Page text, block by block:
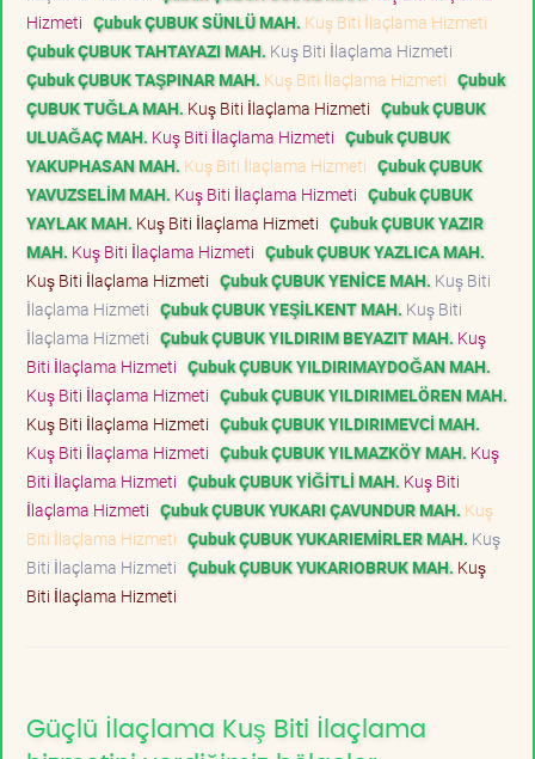
Hizmeti Çubuk ÇUBUK SÜNLÜ MAH. Kuş Biti İlaçlama Hizmeti
Çubuk ÇUBUK TAHTAYAZI MAH. Kuş Biti İlaçlama Hizmeti
Çubuk ÇUBUK TAŞPINAR MAH. Kuş Biti İlaçlama Hizmeti Çubuk
ÇUBUK TUĞLA MAH. Kuş Biti İlaçlama Hizmeti Çubuk ÇUBUK
ULUAĞAÇ MAH. Kuş Biti İlaçlama Hizmeti Çubuk ÇUBUK
YAKUPHASAN MAH. Kuş Biti İlaçlama Hizmeti Çubuk ÇUBUK
YAVUZSELİM MAH. Kuş Biti İlaçlama Hizmeti Çubuk ÇUBUK
YAYLAK MAH. Kuş Biti İlaçlama Hizmeti Çubuk ÇUBUK YAZIR
MAH. Kuş Biti İlaçlama Hizmeti Çubuk ÇUBUK YAZLICA MAH.
Kuş Biti İlaçlama Hizmeti Çubuk ÇUBUK YENİCE MAH. Kuş Biti
İlaçlama Hizmeti Çubuk ÇUBUK YEŞİLKENT MAH. Kuş Biti
İlaçlama Hizmeti Çubuk ÇUBUK YILDIRIM BEYAZIT MAH. Kuş
Biti İlaçlama Hizmeti Çubuk ÇUBUK YILDIRIMAYDOĞAN MAH.
Kuş Biti İlaçlama Hizmeti Çubuk ÇUBUK YILDIRIMELÖREN MAH.
Kuş Biti İlaçlama Hizmeti Çubuk ÇUBUK YILDIRIMEVCİ MAH.
Kuş Biti İlaçlama Hizmeti Çubuk ÇUBUK YILMAZKÖY MAH. Kuş
Biti İlaçlama Hizmeti Çubuk ÇUBUK YİĞİTLİ MAH. Kuş Biti
İlaçlama Hizmeti Çubuk ÇUBUK YUKARI ÇAVUNDUR MAH. Kuş
Biti İlaçlama Hizmeti Çubuk ÇUBUK YUKARIEMİRLER MAH. Kuş
Biti İlaçlama Hizmeti Çubuk ÇUBUK YUKARIOBRUK MAH. Kuş
Biti İlaçlama Hizmeti
Güçlü İlaçlama Kuş Biti İlaçlama